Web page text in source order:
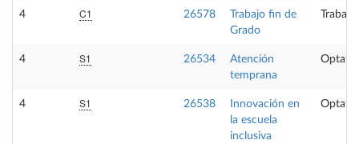
4 C1 26578
Trabajo fin de
Grado
4 S1 26534
Atención
temprana
4 S1 26538
Innovación en
la escuela
inclusiva